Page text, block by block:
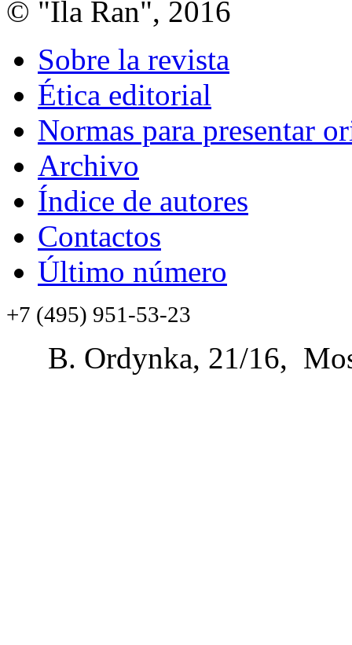
© "Ila Ran", 2016
Sobre la revista
Ética editorial
Normas para presentar
Archivo
Índice de autores
Contactos
Último número
+7 (495) 951-53-23
B. Ordynka, 21/16,